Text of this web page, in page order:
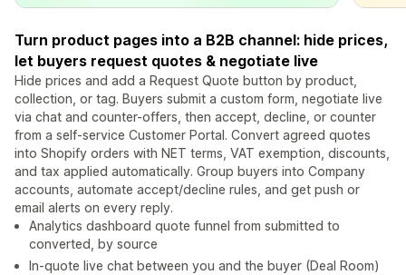
Turn product pages into a B2B channel: hide prices,
let buyers request quotes & negotiate live
Hide prices and add a Request Quote button by product,
collection, or tag. Buyers submit a custom form, negotiate live
via chat and counter-offers, then accept, decline, or counter
from a self-service Customer Portal. Convert agreed quotes
into Shopify orders with NET terms, VAT exemption, discounts,
and tax applied automatically. Group buyers into Company
accounts, automate accept/decline rules, and get push or
email alerts on every reply.
Analytics dashboard quote funnel from submitted to
converted, by source
In-quote live chat between you and the buyer (Deal Room)